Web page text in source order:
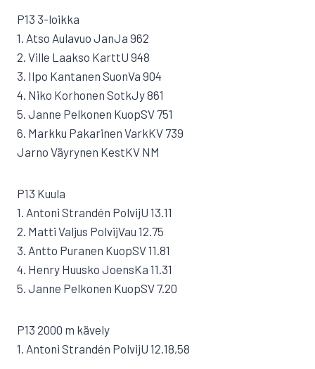
P13 3-loikka
1. Atso Aulavuo JanJa 962
2. Ville Laakso KarttU 948
3. Ilpo Kantanen SuonVa 904
4. Niko Korhonen SotkJy 861
5. Janne Pelkonen KuopSV 751
6. Markku Pakarinen VarkKV 739
Jarno Väyrynen KestKV NM
P13 Kuula
1. Antoni Strandén PolvijU 13.11
2. Matti Valjus PolvijVau 12.75
3. Antto Puranen KuopSV 11.81
4. Henry Huusko JoensKa 11.31
5. Janne Pelkonen KuopSV 7.20
P13 2000 m kävely
1. Antoni Strandén PolvijU 12.18,58